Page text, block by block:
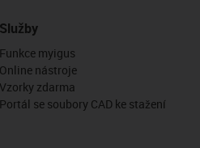
Služby
Funkce myigus
Online nástroje
Vzorky zdarma
Portál se soubory CAD ke stažení